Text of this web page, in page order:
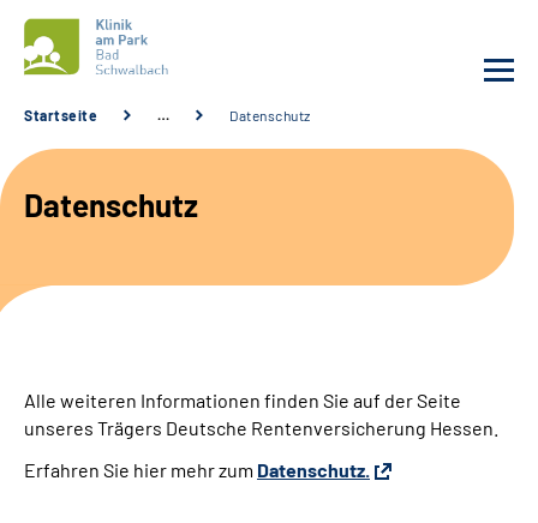
Unsere Klinik
Unsere Angebote
Service
Sozialdienste & Zuweisende
Startseite … Datenschutz
Datenschutz
Alle weiteren Informationen finden Sie auf der Seite
unseres Trägers Deutsche Rentenversicherung Hessen.
Erfahren Sie hier mehr zum Datenschutz.